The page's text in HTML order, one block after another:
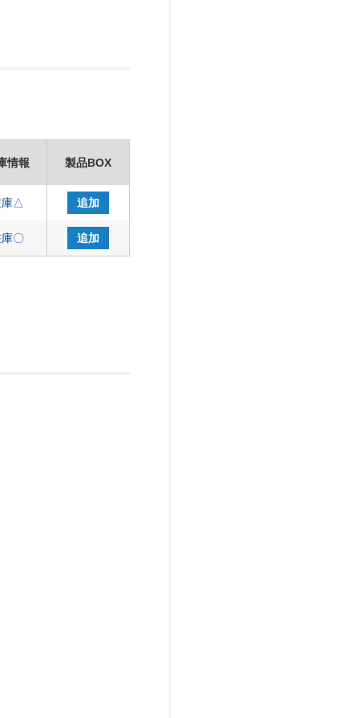
情報 製品BOX
庫△ 追加
〇 追加